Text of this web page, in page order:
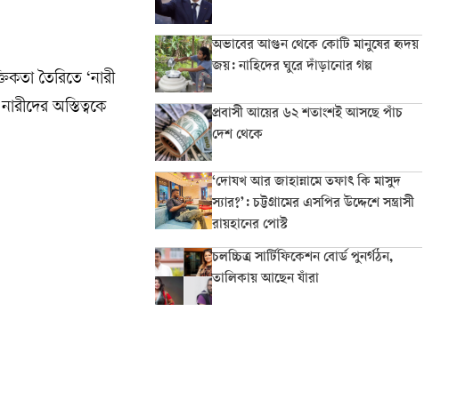
তৈরিতে ‘নারী
অস্তিত্বকে
অভাবের আগুন থেকে কোটি মানুষের হৃদয়
জয়: নাহিদের ঘুরে দাঁড়ানোর গল্প
প্রবাসী আয়ের ৬২ শতাংশই আসছে পাঁচ
দেশ থেকে
‘দোযখ আর জাহান্নামে তফাৎ কি মাসুদ
স্যার?’: চট্টগ্রামের এসপির উদ্দেশে সন্ত্রাসী
রায়হানের পোস্ট
চলচ্চিত্র সার্টিফিকেশন বোর্ড পুনর্গঠন,
তালিকায় আছেন যাঁরা